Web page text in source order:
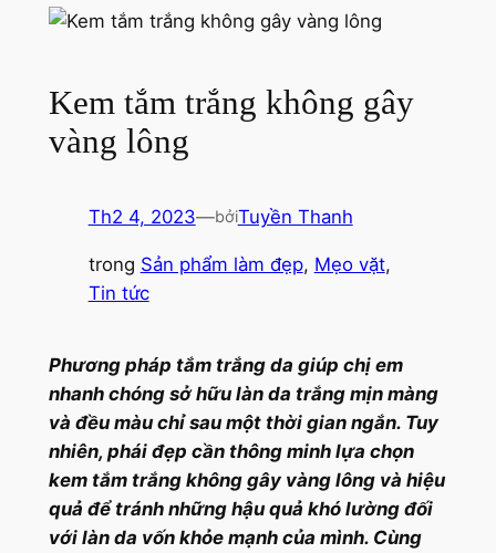
Kem tắm trắng không gây
vàng lông
Th2 4, 2023—bởiTuyền Thanh
trong Sản phẩm làm đẹp, Mẹo vặt
Tin tức
Phương pháp tắm trắng da giúp chị em
nhanh chóng sở hữu làn da trắng mịn màng
và đều màu chỉ sau một thời gian ngắn. Tuy
nhiên, phái đẹp cần thông minh lựa chọn
kem tắm trắng không gây vàng lông và hiệu
quả để tránh những hậu quả khó lường đối
với làn da vốn khỏe mạnh của mình. Cùng